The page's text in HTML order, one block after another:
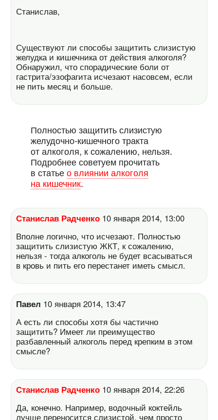
Станислав,
Существуют ли способы защитить слизистую
желудка и кишечника от действия алкоголя?
Обнаружил, что спорадические боли от
гастрита/эзофагита исчезают насовсем, если
не пить месяц и больше.
Полностью защитить слизистую
желудочно-кишечного тракта
от алкоголя, к сожалению, нельзя.
Подробнее советуем прочитать
в статьео влиянии алкоголя
на кишечник.
Станислав Радченко 10 января 2014, 13:00
Вполне логично, что исчезают. Полностью
защитить слизистую ЖКТ, к сожалению,
нельзя - тогда алкоголь не будет всасываться
в кровь и пить его перестанет иметь смысл.
Павел 10 января 2014, 13:47
А есть ли способы хотя бы частично
защитить? Имеет ли преимущество
разбавленный алкоголь перед крепким в этом
смысле?
Станислав Радченко 10 января 2014, 22:26
Да, конечно. Например, водочный коктейль
лучше переносится слизистой, чем просто